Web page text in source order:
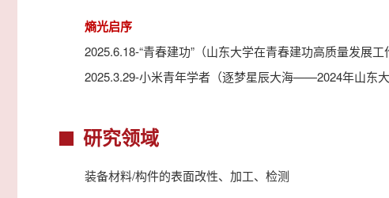
熵光启序
2025.6.18-“青春建功”（山东大学在青春建功高质量发展
2025.3.29-小米青年学者（逐梦星辰大海——2024年山东
研究领域
装备材料/构件的表面改性、加工、检测